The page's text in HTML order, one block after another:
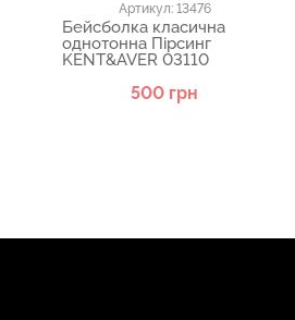
Артикул: 13476
Бейсболка класична
однотонна Пірсинг
KENT&AVER 03110
500 грн